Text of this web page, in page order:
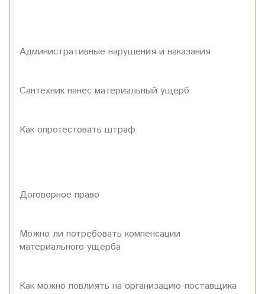
Административные нарушения и наказания
Сантехник нанес материальный ущерб
Как опротестовать штраф
Договорное право
Можно ли потребовать компенсации
материального ущерба
Как можно повлиять на организацию-поставщика